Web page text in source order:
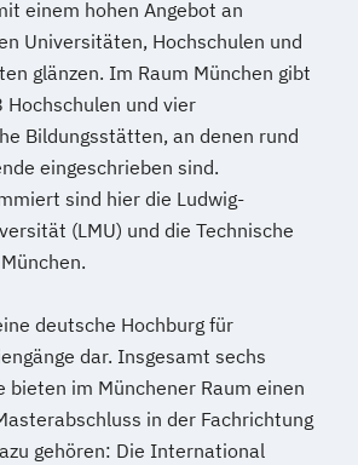
einem hohen Angebot an
Universitäten, Hochschulen und
glänzen. Im Raum München gibt
und vier
Bildungsstätten, an denen rund
eingeschrieben sind.
sind hier die Ludwig-
(LMU) und die Technische
deutsche Hochburg für
dar. Insgesamt sechs
bieten im Münchener Raum einen
in der Fachrichtung
gehören: Die International